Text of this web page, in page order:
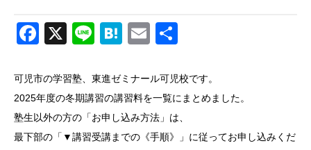
Facebook
X LineHatena
Email
可児市の学習塾、東進ゼミナール可児校です。
2025年度の冬期講習の講習料を一覧にまとめました。
塾生以外の方の「お申し込み方法」は、
最下部の「▼講習受講までの《手順》」に従ってお申し込みくだ